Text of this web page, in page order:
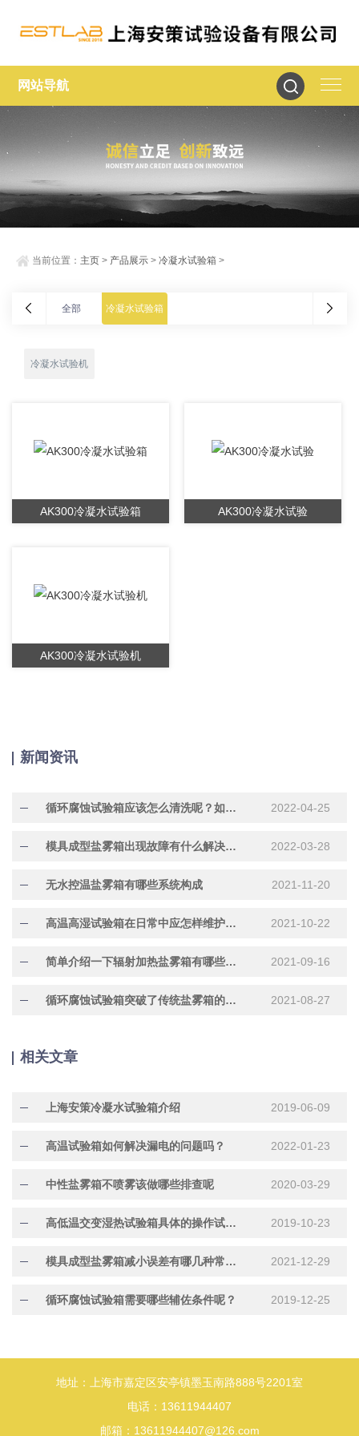
网站导航
当前位置： 主页 > 产品展示 >冷凝水试验箱 >
全部 冷凝水试验箱
冷凝水试验机
AK300冷凝水试验箱 AK300冷凝水试验
AK300冷凝水试验机
新闻资讯
循环腐蚀试验箱应该怎么清洗呢？如何才能保养好呢？ 2022-04-25
模具成型盐雾箱出现故障有什么解决方法 2022-03-28
无水控温盐雾箱有哪些系统构成 2021-11-20
高温高湿试验箱在日常中应怎样维护保养 2021-10-22
简单介绍一下辐射加热盐雾箱有哪些作用呢 2021-09-16
循环腐蚀试验箱突破了传统盐雾箱的概念 2021-08-27
相关文章
上海安策冷凝水试验箱介绍 2019-06-09
高温试验箱如何解决漏电的问题吗？ 2022-01-23
中性盐雾箱不喷雾该做哪些排查呢 2020-03-29
高低温交变湿热试验箱具体的操作试验方法 2019-10-23
模具成型盐雾箱减小误差有哪几种常用方法 2021-12-29
循环腐蚀试验箱需要哪些辅佐条件呢？ 2019-12-25
地址：上海市嘉定区安亭镇墨玉南路888号2201室
电话：13611944407
邮箱：13611944407@126.com